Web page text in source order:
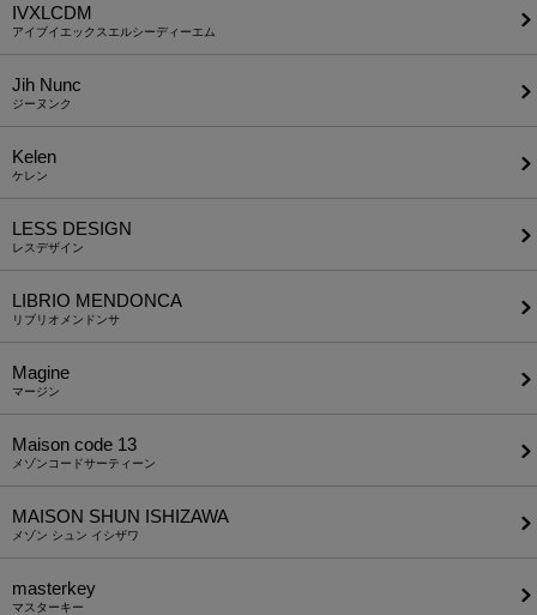
IVXLCDM
アイブイエックスエルシーディーエム
Jih Nunc
ジーヌンク
Kelen
ケレン
LESS DESIGN
レスデザイン
LIBRIO MENDONCA
リブリオメンドンサ
Magine
マージン
Maison code 13
メゾンコードサーティーン
MAISON SHUN ISHIZAWA
メゾン シュン イシザワ
masterkey
マスターキー